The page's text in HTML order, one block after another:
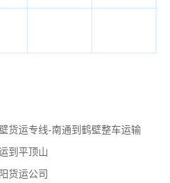
货运专线-南通到鹤壁整车运输
到平顶山
货运公司